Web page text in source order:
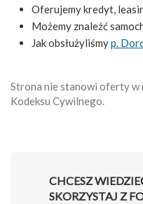
Oferujemy kredyt,
Możemy znaleźć
Jak obsłużyliśmyp.
Strona nie stanowi oferty w
Kodeksu Cywilnego.
CHCESZ
SKORZYSTAJ Z